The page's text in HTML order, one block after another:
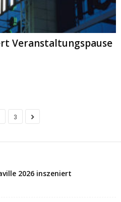
Veranstaltungspause
3
2026 inszeniert